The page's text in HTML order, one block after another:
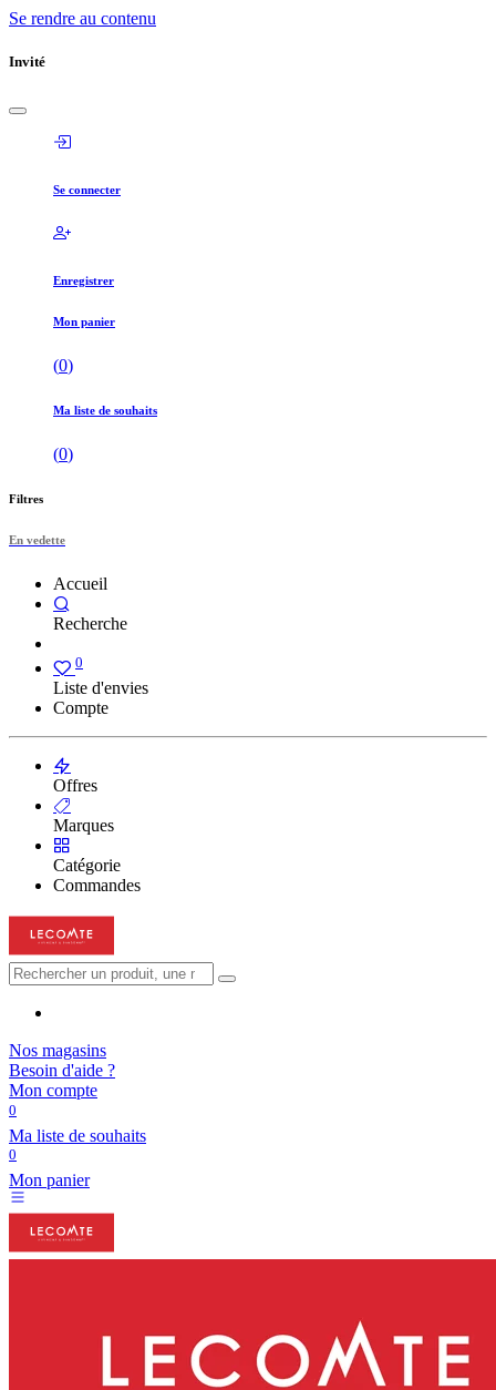
Se rendre au contenu
Invité
Se connecter
Enregistrer
Mon panier
(0)
Ma liste de souhaits
(0)
Filtres
En vedette
Accueil
Recherche
0
Liste d'envies
Compte
Offres
Marques
Catégorie
Commandes
Nos magasins
Besoin d'aide ?
Mon compte
0
Ma liste de souhaits
0
Mon panier